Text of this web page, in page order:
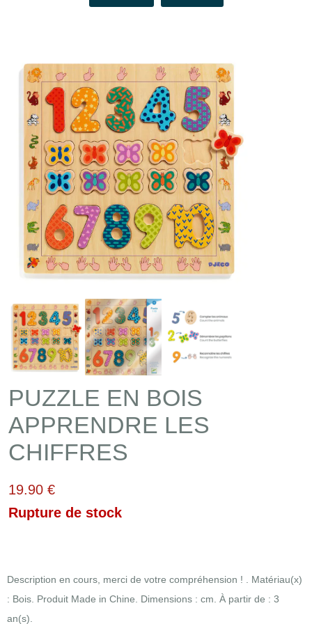
PUZZLE EN BOIS
APPRENDRE LES
CHIFFRES
19.90 €
Rupture de stock
Description en cours, merci de votre compréhension ! . Matériau(x)
: Bois. Produit Made in Chine. Dimensions : cm. À partir de : 3
an(s).